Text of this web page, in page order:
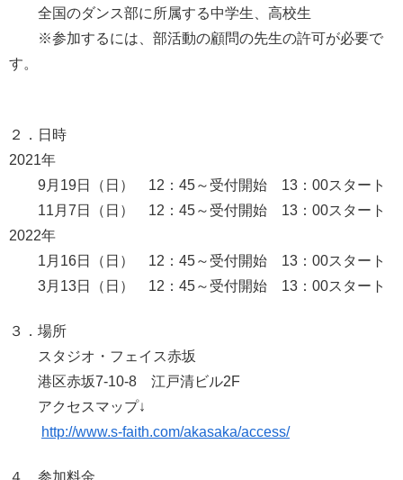
全国のダンス部に所属する中学生、高校生
※参加するには、部活動の顧問の先生の許可が必要で
す。
２．日時
2021年
9月19日（日） 12：45～受付開始 13：00スタート
11月7日（日） 12：45～受付開始 13：00スタート
2022年
1月16日（日） 12：45～受付開始 13：00スタート
3月13日（日） 12：45～受付開始 13：00スタート
３．場所
スタジオ・フェイス赤坂
港区赤坂7-10-8 江戸清ビル2F
アクセスマップ↓
http://www.s-faith.com/akasaka/access/